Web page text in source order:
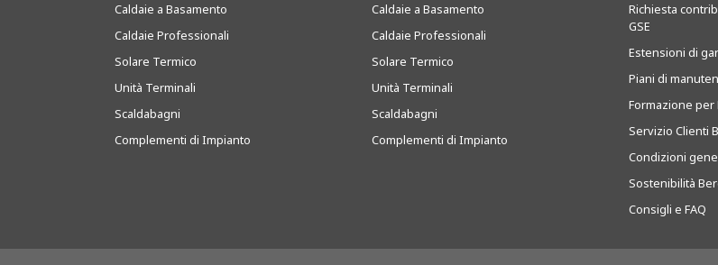
Caldaie a Basamento
Caldaie Professionali
Solare Termico
Unità Terminali
Scaldabagni
Complementi di Impianto
Caldaie a Basamento
Caldaie Professionali
Solare Termico
Unità Terminali
Scaldabagni
Complementi di Impianto
Richiesta
GSE
Estensioni di
Piani di
Formazione
Servizio Clienti
Condizioni
Sostenibilità
Consigli e FAQ